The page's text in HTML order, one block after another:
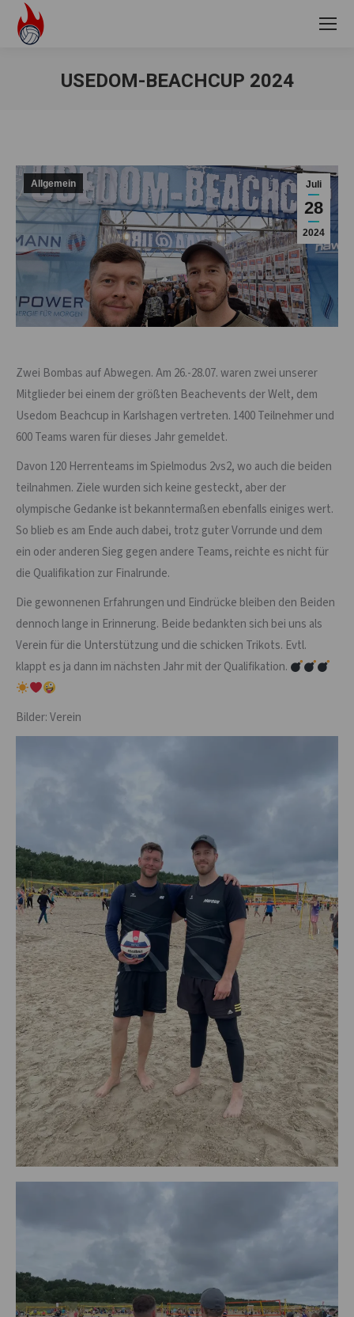
USEDOM-BEACHCUP 2024
Juli
28
2024
Allgemein
Zwei Bombas auf Abwegen. Am 26.-28.07. waren zwei unserer
Mitglieder bei einem der größten Beachevents der Welt, dem
Usedom Beachcup in Karlshagen vertreten. 1400 Teilnehmer und
600 Teams waren für dieses Jahr gemeldet.
Davon 120 Herrenteams im Spielmodus 2vs2, wo auch die beiden
teilnahmen. Ziele wurden sich keine gesteckt, aber der
olympische Gedanke ist bekanntermaßen ebenfalls einiges wert.
So blieb es am Ende auch dabei, trotz guter Vorrunde und dem
ein oder anderen Sieg gegen andere Teams, reichte es nicht für
die Qualifikation zur Finalrunde.
Die gewonnenen Erfahrungen und Eindrücke bleiben den Beiden
dennoch lange in Erinnerung. Beide bedankten sich bei uns als
Verein für die Unterstützung und die schicken Trikots. Evtl.
klappt es ja dann im nächsten Jahr mit der Qualifikation.
Bilder: Verein